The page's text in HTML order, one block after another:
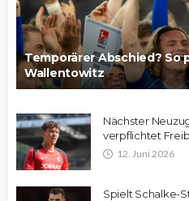
Temporärer Abschied? So
Wallentowitz
Nächster
verpflichtet
12. Juni 2026
Spielt Schalke-